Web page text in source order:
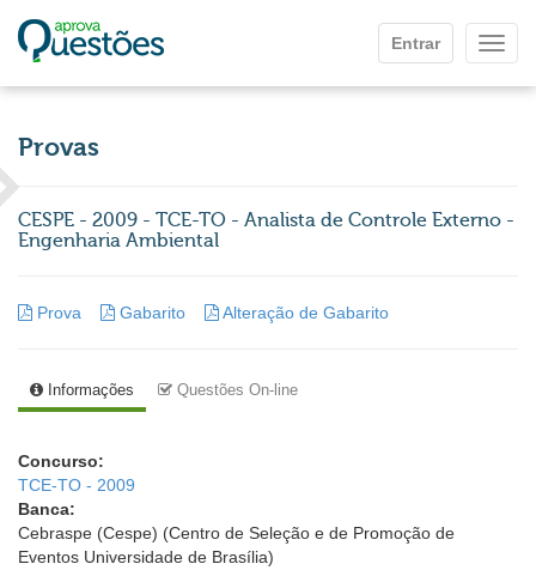
Entrar
Provas
CESPE - 2009 - TCE-TO - Analista de Controle Externo -
Engenharia Ambiental
Prova Gabarito Alteração de Gabarito
Informações Questões On-line
Concurso:
TCE-TO - 2009
Banca:
Cebraspe (Cespe) (Centro de Seleção e de Promoção de
Eventos Universidade de Brasília)